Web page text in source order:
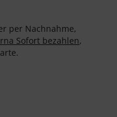
per Nachnahme,
Sofort bezahlen,